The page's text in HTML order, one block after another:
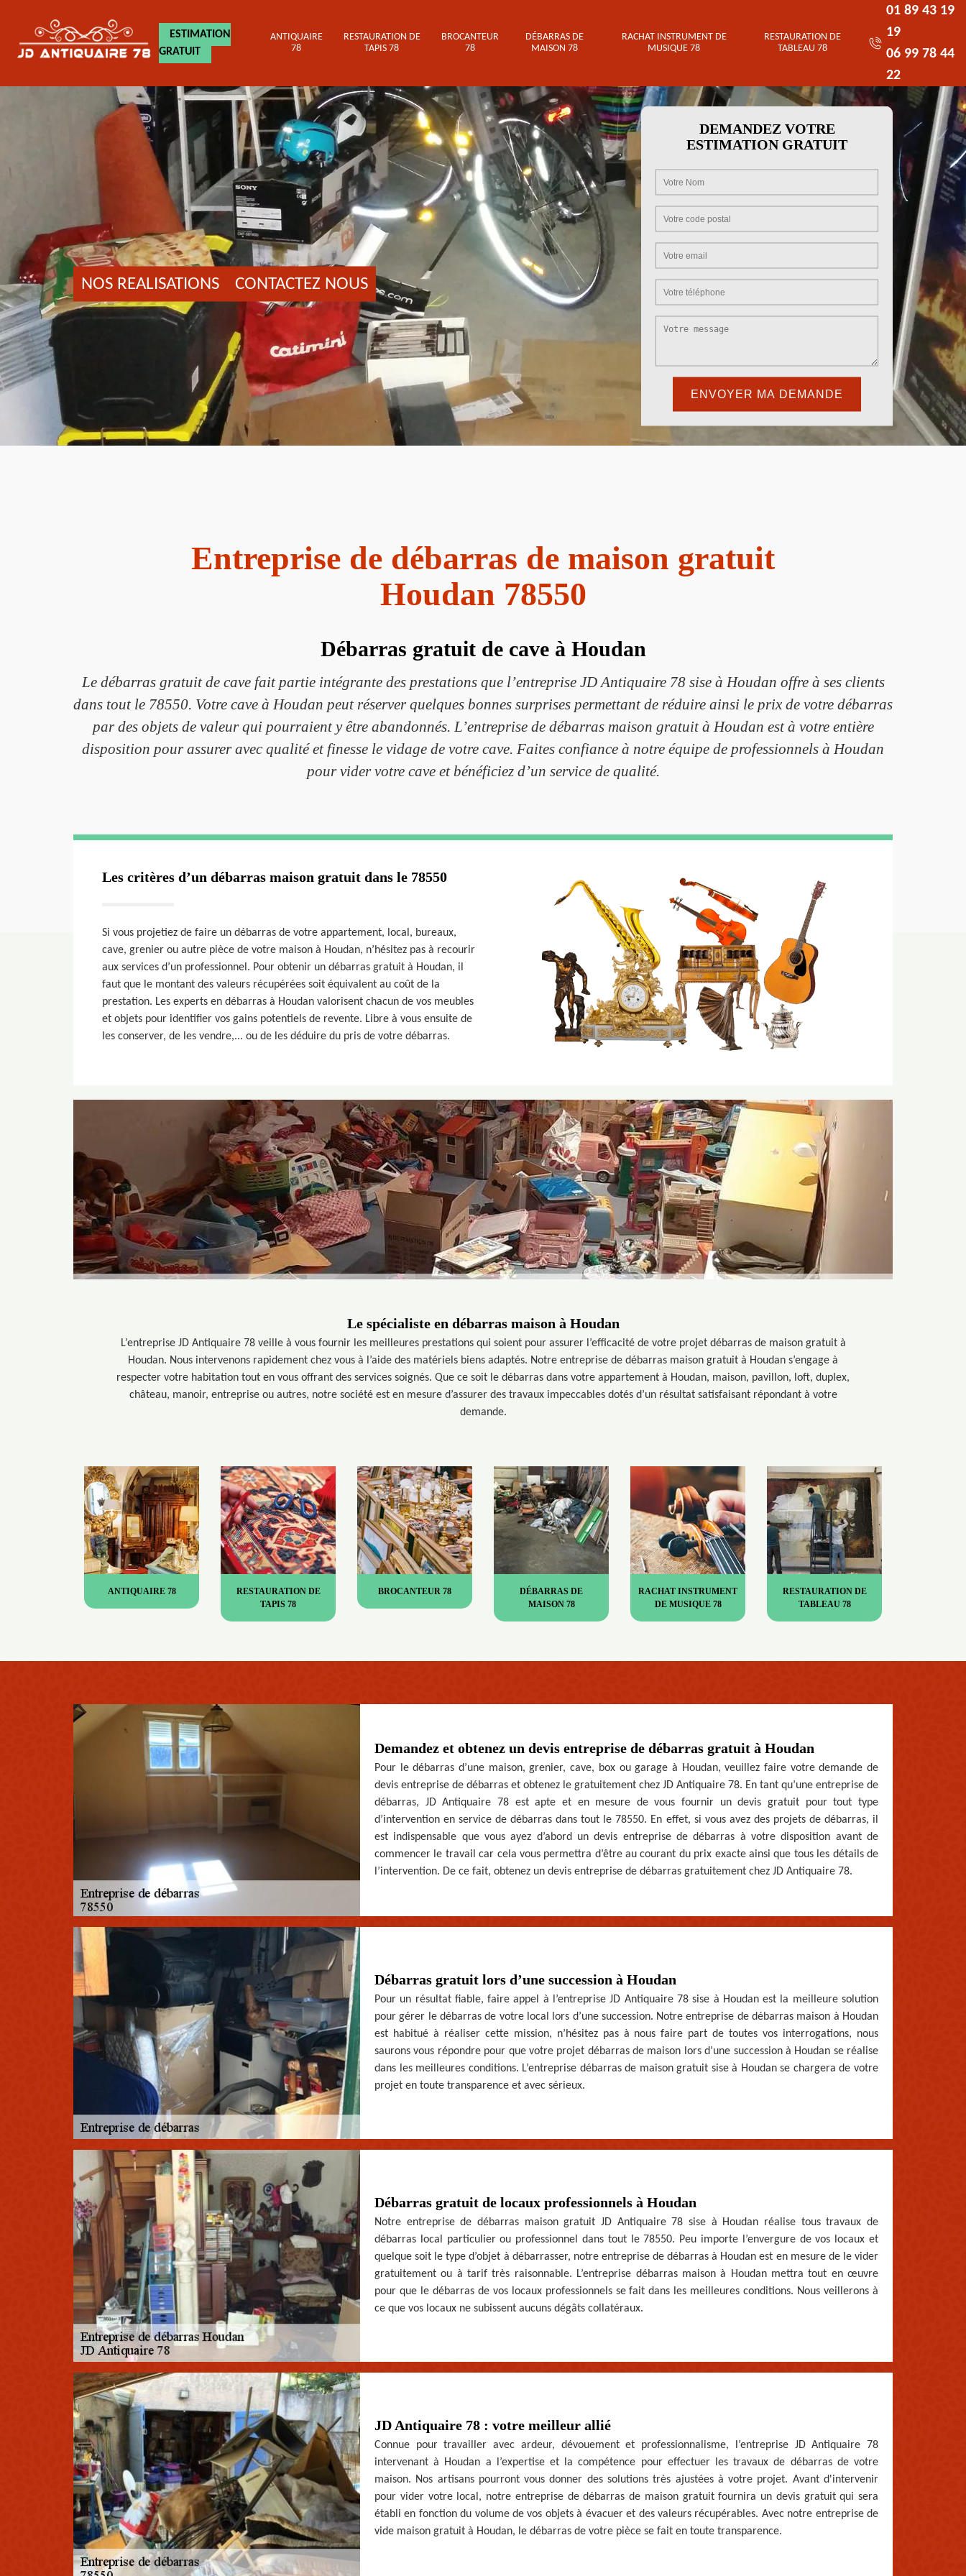
ESTIMATION
GRATUIT
ANTIQUAIRE
78
RESTAURATION DE
TAPIS 78
BROCANTEUR
78
DÉBARRAS DE
MAISON 78
RACHAT INSTRUMENT DE
MUSIQUE 78
RESTAURATION DE
TABLEAU 78
01 89 43 19
19
06 99 78 44
22
NOS REALISATIONS CONTACTEZ NOUS
DEMANDEZ VOTRE
ESTIMATION GRATUIT
Entreprise de débarras de maison gratuit
Houdan 78550
Débarras gratuit de cave à Houdan
Le débarras gratuit de cave fait partie intégrante des prestations que l’entreprise JD Antiquaire 78 sise à Houdan offre à ses clients
dans tout le 78550. Votre cave à Houdan peut réserver quelques bonnes surprises permettant de réduire ainsi le prix de votre débarras
par des objets de valeur qui pourraient y être abandonnés. L’entreprise de débarras maison gratuit à Houdan est à votre entière
disposition pour assurer avec qualité et finesse le vidage de votre cave. Faites confiance à notre équipe de professionnels à Houdan
pour vider votre cave et bénéficiez d’un service de qualité.
Les critères d’un débarras maison gratuit dans le 78550
Si vous projetiez de faire un débarras de votre appartement, local, bureaux,
cave, grenier ou autre pièce de votre maison à Houdan, n’hésitez pas à recourir
aux services d’un professionnel. Pour obtenir un débarras gratuit à Houdan, il
faut que le montant des valeurs récupérées soit équivalent au coût de la
prestation. Les experts en débarras à Houdan valorisent chacun de vos meubles
et objets pour identifier vos gains potentiels de revente. Libre à vous ensuite de
les conserver, de les vendre,... ou de les déduire du pris de votre débarras.
Le spécialiste en débarras maison à Houdan
L’entreprise JD Antiquaire 78 veille à vous fournir les meilleures prestations qui soient pour assurer l’efficacité de votre projet débarras de maison gratuit à
Houdan. Nous intervenons rapidement chez vous à l’aide des matériels biens adaptés. Notre entreprise de débarras maison gratuit à Houdan s’engage à
respecter votre habitation tout en vous offrant des services soignés. Que ce soit le débarras dans votre appartement à Houdan, maison, pavillon, loft, duplex,
château, manoir, entreprise ou autres, notre société est en mesure d’assurer des travaux impeccables dotés d’un résultat satisfaisant répondant à votre
demande.
ANTIQUAIRE 78
RESTAURATION DE
TAPIS 78
BROCANTEUR 78
DÉBARRAS DE
MAISON 78
RACHAT INSTRUMENT
DE MUSIQUE 78
RESTAURATION DE
TABLEAU 78
Demandez et obtenez un devis entreprise de débarras gratuit à Houdan
Pour le débarras d’une maison, grenier, cave, box ou garage à Houdan, veuillez faire votre demande de
devis entreprise de débarras et obtenez le gratuitement chez JD Antiquaire 78. En tant qu’une entreprise de
débarras, JD Antiquaire 78 est apte et en mesure de vous fournir un devis gratuit pour tout type
d’intervention en service de débarras dans tout le 78550. En effet, si vous avez des projets de débarras, il
est indispensable que vous ayez d’abord un devis entreprise de débarras à votre disposition avant de
commencer le travail car cela vous permettra d’être au courant du prix exacte ainsi que tous les détails de
l’intervention. De ce fait, obtenez un devis entreprise de débarras gratuitement chez JD Antiquaire 78.
Débarras gratuit lors d’une succession à Houdan
Pour un résultat fiable, faire appel à l’entreprise JD Antiquaire 78 sise à Houdan est la meilleure solution
pour gérer le débarras de votre local lors d’une succession. Notre entreprise de débarras maison à Houdan
est habitué à réaliser cette mission, n’hésitez pas à nous faire part de toutes vos interrogations, nous
saurons vous répondre pour que votre projet débarras de maison lors d’une succession à Houdan se réalise
dans les meilleures conditions. L’entreprise débarras de maison gratuit sise à Houdan se chargera de votre
projet en toute transparence et avec sérieux.
Débarras gratuit de locaux professionnels à Houdan
Notre entreprise de débarras maison gratuit JD Antiquaire 78 sise à Houdan réalise tous travaux de
débarras local particulier ou professionnel dans tout le 78550. Peu importe l’envergure de vos locaux et
quelque soit le type d’objet à débarrasser, notre entreprise de débarras à Houdan est en mesure de le vider
gratuitement ou à tarif très raisonnable. L’entreprise débarras maison à Houdan mettra tout en œuvre
pour que le débarras de vos locaux professionnels se fait dans les meilleures conditions. Nous veillerons à
ce que vos locaux ne subissent aucuns dégâts collatéraux.
JD Antiquaire 78 : votre meilleur allié
Connue pour travailler avec ardeur, dévouement et professionnalisme, l’entreprise JD Antiquaire 78
intervenant à Houdan a l’expertise et la compétence pour effectuer les travaux de débarras de votre
maison. Nos artisans pourront vous donner des solutions très ajustées à votre projet. Avant d'intervenir
pour vider votre local, notre entreprise de débarras de maison gratuit fournira un devis gratuit qui sera
établi en fonction du volume de vos objets à évacuer et des valeurs récupérables. Avec notre entreprise de
vide maison gratuit à Houdan, le débarras de votre pièce se fait en toute transparence.